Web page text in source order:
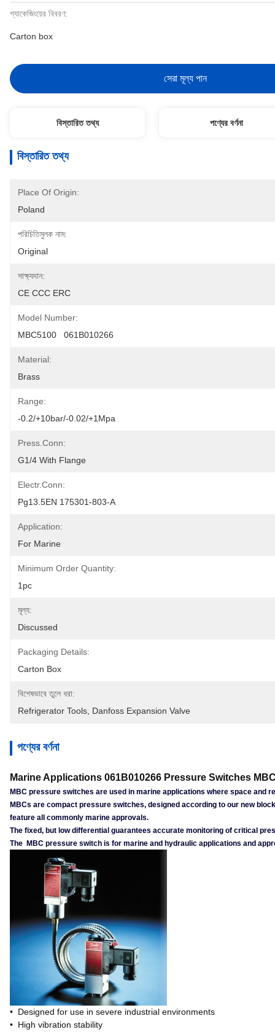
প্যাকেজিংয়ের বিবরণ:
Carton box
সেরা মূল্য পান
বিস্তারিত তথ্য পণ্যের বর্ণনা
বিস্তারিত তথ্য
Place Of Origin:
Poland
পরিচিতিমুলক নাম:
Original
সাক্ষ্যদান:
CE CCC ERC
Model Number:
MBC5100   061B010266
Material:
Brass
Range:
-0.2/+10bar/-0.02/+1Mpa
Press.conn:
G1/4 With Flange
Electr.conn:
Pg13.5EN 175301-803-A
Application:
For Marine
Minimum Order Quantity:
1pc
মূল্য:
Discussed
Packaging Details:
Carton Box
বিশেষভাবে তুলে ধরা:
Refrigerator Tools Danfoss Expansion Valve
পণ্যের বর্ণনা
Marine Applications 061B010266 Pressure Switches
MBC pressure switches are used in marine applications where space and
MBCs are compact pressure switches, designed according to our new
feature all commonly marine approvals.
The fixed, but low differential guarantees accurate monitoring of critical
The MBC pressure switch is for marine and hydraulic applications and
• Designed for use in severe industrial environments
• High vibration stability